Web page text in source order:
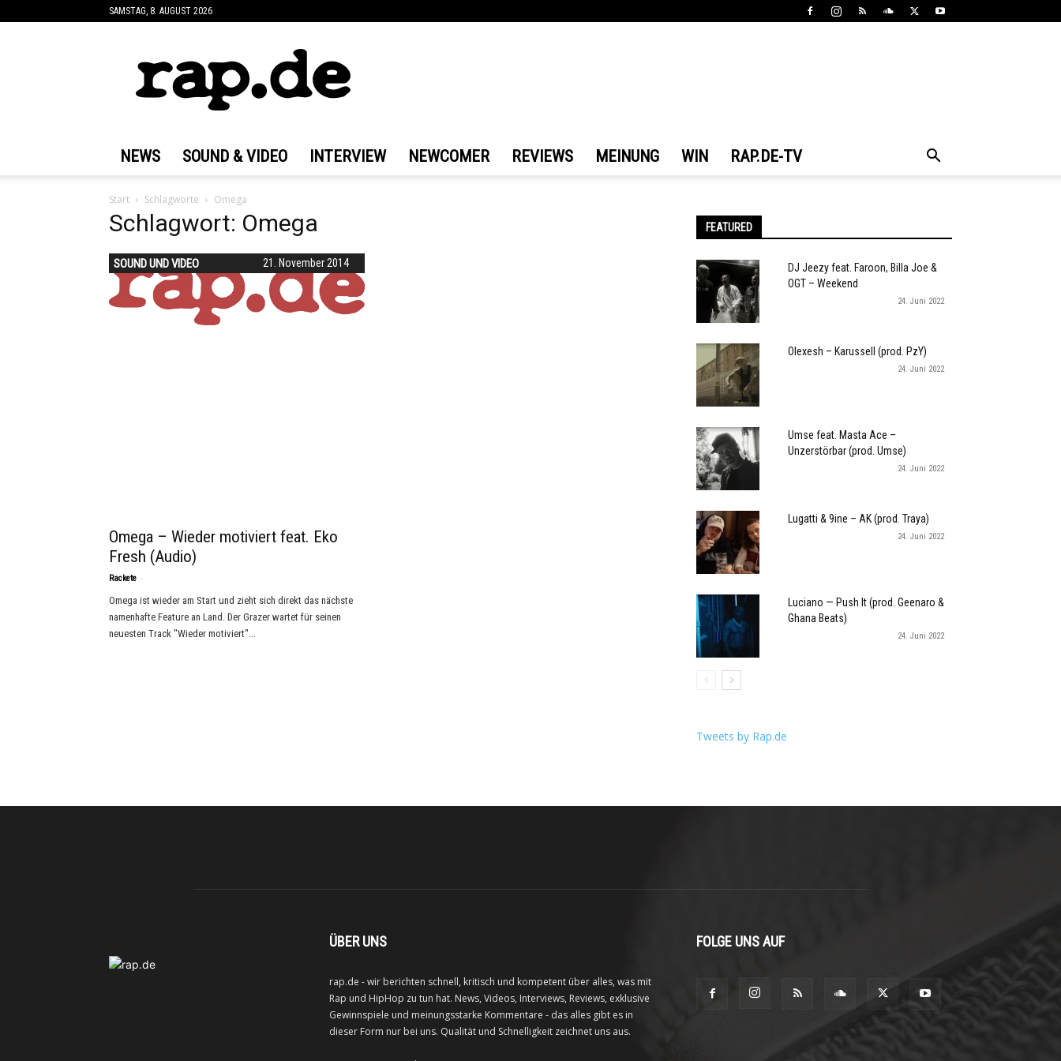
SAMSTAG, 8. AUGUST 2026
NEWS SOUND & VIDEO INTERVIEW NEWCOMER REVIEWS MEINUNG WIN RAP.DE-TV
Start Schlagworte Omega
Schlagwort: Omega
21. November 2014
SOUND UND VIDEO
Omega – Wieder motiviert feat. Eko
Fresh (Audio)
Rackete -
Omega ist wieder am Start und zieht sich direkt das nächste
namenhafte Feature an Land. Der Grazer wartet für seinen
neuesten Track "Wieder motiviert"...
FEATURED
DJ Jeezy feat. Faroon, Billa Joe &
OGT – Weekend
24. Juni 2022
Olexesh – Karussell (prod. PzY)
24. Juni 2022
Umse feat. Masta Ace –
Unzerstörbar (prod. Umse)
24. Juni 2022
Lugatti & 9ine – AK (prod. Traya)
24. Juni 2022
Luciano — Push It (prod. Geenaro &
Ghana Beats)
24. Juni 2022
Tweets by Rap.de
ÜBER UNS
rap.de - wir berichten schnell, kritisch und kompetent über alles, was mit
Rap und HipHop zu tun hat. News, Videos, Interviews, Reviews, exklusive
Gewinnspiele und meinungsstarke Kommentare - das alles gibt es in
dieser Form nur bei uns. Qualität und Schnelligkeit zeichnet uns aus.
FOLGE UNS AUF